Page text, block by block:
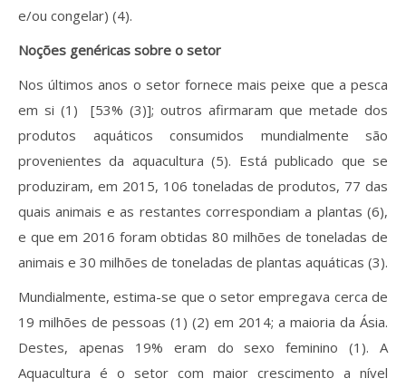
e/ou congelar) (4).
Noções genéricas sobre o setor
Nos últimos anos o setor fornece mais peixe que a pesca
em si (1) [53% (3)]; outros afirmaram que metade dos
produtos aquáticos consumidos mundialmente são
provenientes da aquacultura (5). Está publicado que se
produziram, em 2015, 106 toneladas de produtos, 77 das
quais animais e as restantes correspondiam a plantas (6),
e que em 2016 foram obtidas 80 milhões de toneladas de
animais e 30 milhões de toneladas de plantas aquáticas (3).
Mundialmente, estima-se que o setor empregava cerca de
19 milhões de pessoas (1) (2) em 2014; a maioria da Ásia.
Destes, apenas 19% eram do sexo feminino (1). A
Aquacultura é o setor com maior crescimento a nível